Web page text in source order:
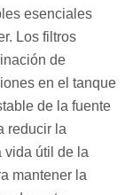
esenciales
Los filtros
de
en el tanque
de la fuente
reducir la
vida útil de la
mantener la